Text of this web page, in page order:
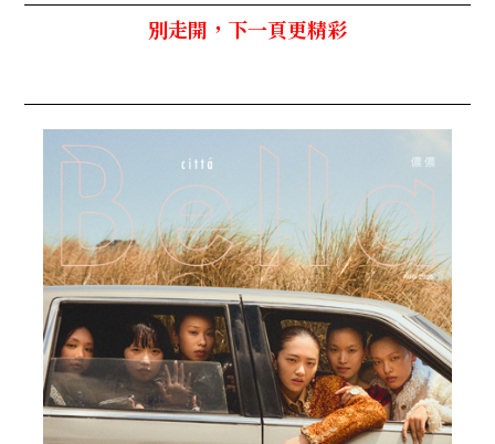
別走開，下一頁更精彩